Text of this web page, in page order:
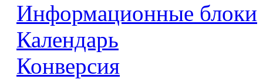
Информационные блоки
Календарь
Конверсия